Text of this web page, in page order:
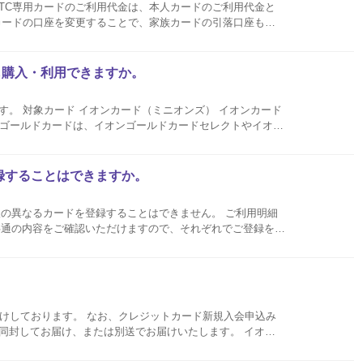
専用カードのご利用代金は、本人カードのご利用代金と
入・利用できますか。
オンズ） イオンカード
ることはできますか。
異なるカードを登録することはできません。 ご利用明細
の内容をご確認いただけますので、それぞれでご登録をお
しております。 なお、クレジットカード新規入会申込み
てお届け、または別送でお届けいたします。 イオン